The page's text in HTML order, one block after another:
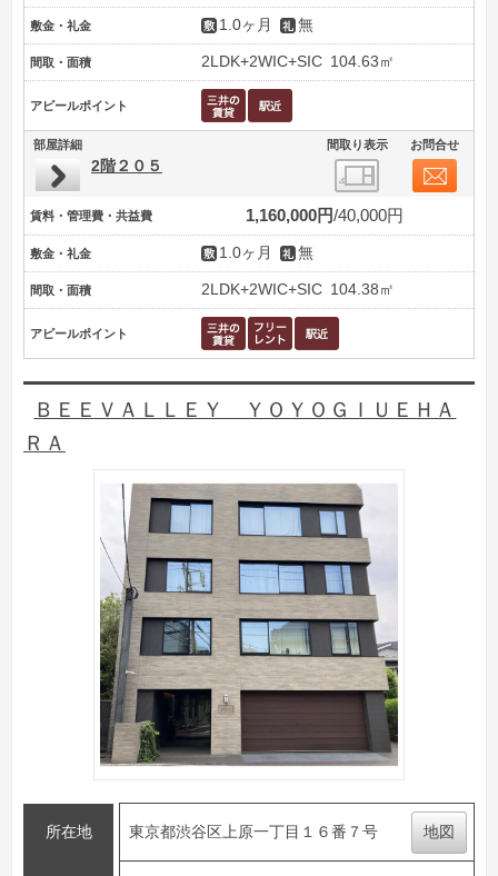
敷金・礼金 1.0ヶ月 無
間取・面積 2LDK+2WIC+SIC 104.63㎡
アピールポイント
部屋詳細 間取り表示 お問合せ
2階２０５
賃料・管理費・共益費 1,160,000円 40,000円
敷金・礼金 1.0ヶ月 無
間取・面積 2LDK+2WIC+SIC 104.38㎡
アピールポイント
ＢＥＥＶＡＬＬＥＹ ＹＯＹＯＧＩＵＥＨＡ
ＲＡ
所在地 東京都渋谷区上原一丁目１６番７号 地図